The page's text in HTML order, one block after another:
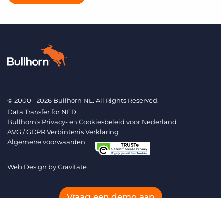
© 2000 - 2026 Bullhorn NL. All Rights Reserved.
Data Transfer for NED
Bullhorn’s Privacy- en Cookiesbeleid voor Nederland
AVG / GDPR Verbintenis Verklaring
Algemene voorwaarden
Web Design byGravitate